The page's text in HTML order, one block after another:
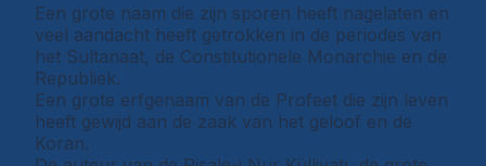
Een grote naam die zijn sporen heeft nagelaten en
veel aandacht heeft getrokken in de periodes van
het Sultanaat, de Constitutionele Monarchie en de
Republiek.
Een grote erfgenaam van de Profeet die zijn leven
heeft gewijd aan de zaak van het geloof en de
Koran.